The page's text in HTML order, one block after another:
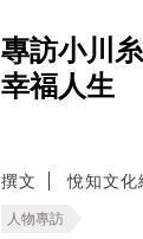
專訪小川
幸福人生
撰文 悅知文化
人物專訪